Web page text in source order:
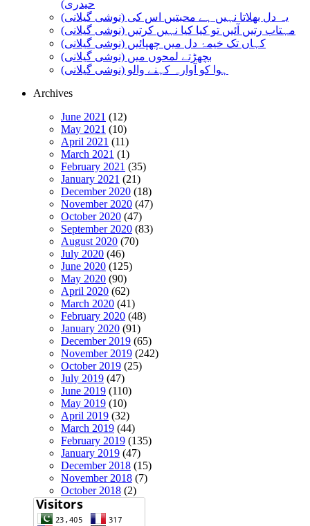
حیدری)
یہ دل بھلاتا نہیں ہے محبتیں اس کی (نوشی گیلانی)
مہتاب رتیں آئیں تو کیا کیا نہیں کرتیں (نوشی گیلانی)
کہاں تک خیمۂ دل میں چھپائیں (نوشی گیلانی)
بچھڑتے لمحوں میں (نوشی گیلانی)
ہوا کو آوارہ کہنے والو (نوشی گیلانی)
Archives
June 2021 (12)
May 2021 (10)
April 2021 (11)
March 2021 (1)
February 2021 (35)
January 2021 (21)
December 2020 (18)
November 2020 (47)
October 2020 (47)
September 2020 (83)
August 2020 (70)
July 2020 (46)
June 2020 (125)
May 2020 (90)
April 2020 (62)
March 2020 (41)
February 2020 (48)
January 2020 (91)
December 2019 (65)
November 2019 (242)
October 2019 (25)
July 2019 (47)
June 2019 (110)
May 2019 (10)
April 2019 (32)
March 2019 (44)
February 2019 (135)
January 2019 (47)
December 2018 (15)
November 2018 (7)
October 2018 (2)